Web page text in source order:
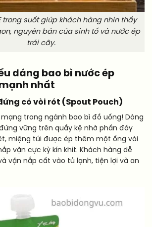
trong suốt giúp khách hàng nhìn thấy
nguyên bản của sinh tố và nước ép
trái cây.
dáng bao bì nước ép
nhất
có vòi rót (Spout Pouch)
trong ngành bao bì đồ uống! Dòng
vững trên quầy kệ nhờ phần đáy
miệng túi được ép thêm một ống vòi
vặn cực kỳ kín khít. Khách hàng dễ
vặn nắp cất vào tủ lạnh, tiện lợi và an